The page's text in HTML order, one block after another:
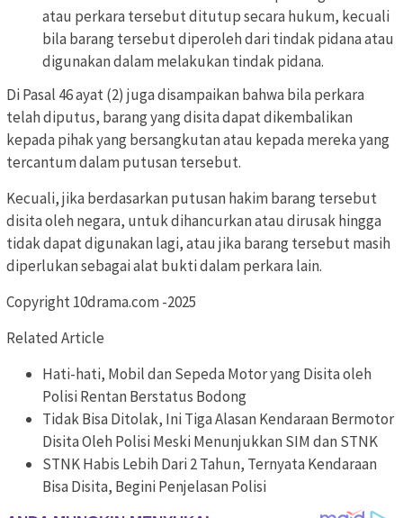
atau perkara tersebut ditutup secara hukum, kecuali
bila barang tersebut diperoleh dari tindak pidana atau
digunakan dalam melakukan tindak pidana.
Di Pasal 46 ayat (2) juga disampaikan bahwa bila perkara
telah diputus, barang yang disita dapat dikembalikan
kepada pihak yang bersangkutan atau kepada mereka yang
tercantum dalam putusan tersebut.
Kecuali, jika berdasarkan putusan hakim barang tersebut
disita oleh negara, untuk dihancurkan atau dirusak hingga
tidak dapat digunakan lagi, atau jika barang tersebut masih
diperlukan sebagai alat bukti dalam perkara lain.
Copyright 10drama.com -2025
Related Article
Hati-hati, Mobil dan Sepeda Motor yang Disita oleh
Polisi Rentan Berstatus Bodong
Tidak Bisa Ditolak, Ini Tiga Alasan Kendaraan Bermotor
Disita Oleh Polisi Meski Menunjukkan SIM dan STNK
STNK Habis Lebih Dari 2 Tahun, Ternyata Kendaraan
Bisa Disita, Begini Penjelasan Polisi